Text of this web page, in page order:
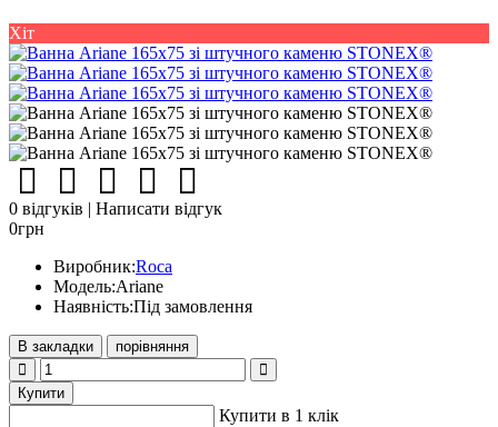
Хіт
0 відгуків | Написати відгук
0грн
Виробник:Roca
Модель:Ariane
Наявність:Під замовлення
В закладки порівняння
Купити
Купити в 1 клік